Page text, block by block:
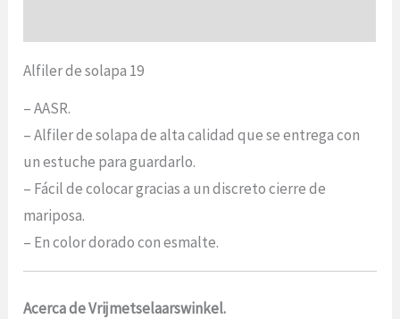
Alfiler de solapa 19
– AASR.
– Alfiler de solapa de alta calidad que se entrega con
un estuche para guardarlo.
– Fácil de colocar gracias a un discreto cierre de
mariposa.
– En color dorado con esmalte.
Acerca de Vrijmetselaarswinkel.